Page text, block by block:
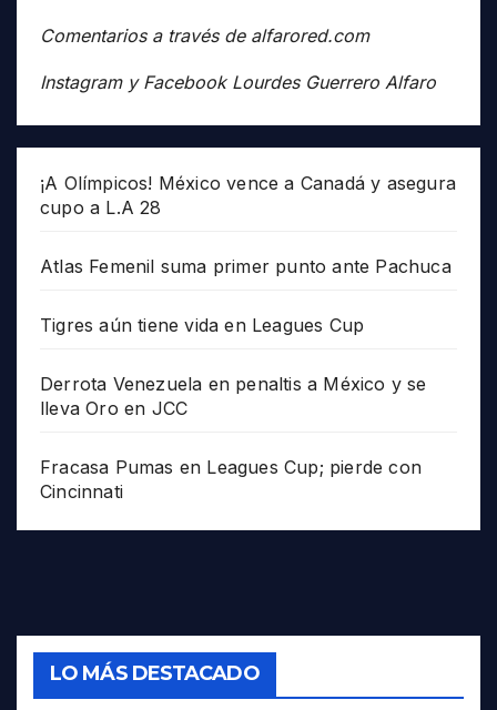
Comentarios a través de alfarored.com
Instagram y Facebook Lourdes Guerrero Alfaro
¡A Olímpicos! México vence a Canadá y asegura
cupo a L.A 28
Atlas Femenil suma primer punto ante Pachuca
Tigres aún tiene vida en Leagues Cup
Derrota Venezuela en penaltis a México y se
lleva Oro en JCC
Fracasa Pumas en Leagues Cup; pierde con
Cincinnati
LO MÁS DESTACADO